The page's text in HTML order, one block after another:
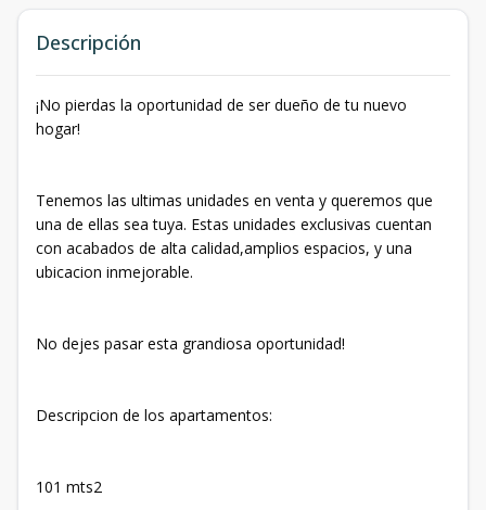
Descripción
¡No pierdas la oportunidad de ser dueño de tu nuevo
hogar!
Tenemos las ultimas unidades en venta y queremos que
una de ellas sea tuya. Estas unidades exclusivas cuentan
con acabados de alta calidad,amplios espacios, y una
ubicacion inmejorable.
No dejes pasar esta grandiosa oportunidad!
Descripcion de los apartamentos:
101 mts2